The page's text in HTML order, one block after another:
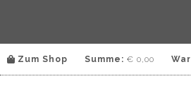
Zum Shop Summe: € 0,00